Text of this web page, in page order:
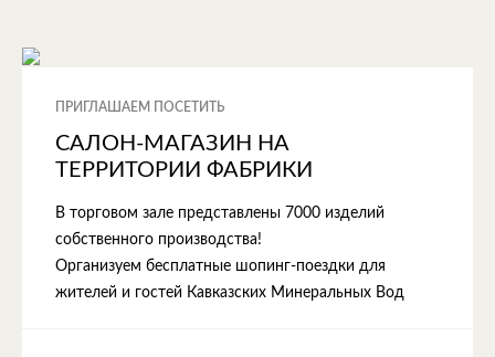
ПРИГЛАШАЕМ ПОСЕТИТЬ
САЛОН-МАГАЗИН НА
ТЕРРИТОРИИ ФАБРИКИ
В торговом зале представлены 7000 изделий
собственного производства!
Организуем бесплатные шопинг-поездки для
жителей и гостей Кавказских Минеральных Вод